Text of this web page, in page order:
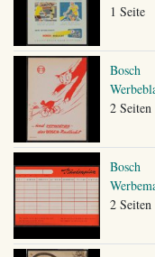
1 Seite
Bosch
2 Seiten
Bosch
2 Seiten